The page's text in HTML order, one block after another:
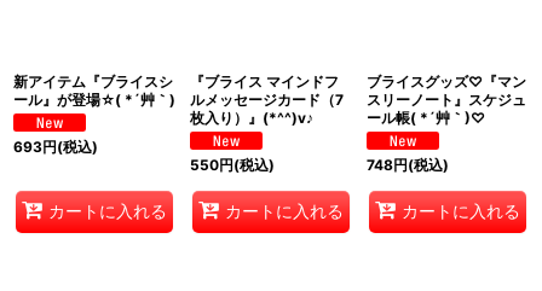
新アイテム『ブライスシ
ール』が登場☆( *´艸｀)
693円(税込)
カートに入れる
『ブライス マインドフ
ルメッセージカード（7
枚入り）』(*^^)v♪
550円(税込)
カートに入れる
ブライスグッズ♡『マン
スリーノート』スケジュ
ール帳( *´艸｀)♡
748円(税込)
カートに入れる